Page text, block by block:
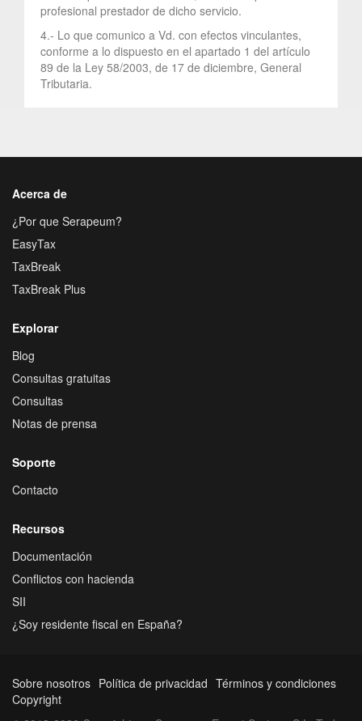
profesional prestador de dicho servicio.
4.- Lo que comunico a Vd. con efectos vinculantes,
conforme a lo dispuesto en el apartado 1 del artículo
89 de la Ley 58/2003, de 17 de diciembre, General
Tributaria.
Acerca de
¿Por que Serapeum?
EasyTax
TaxBreak
TaxBreak Plus
Explorar
Blog
Consultas gratuitas
Consultas
Notas de prensa
Soporte
Contacto
Recursos
Documentación
Conflictos con hacienda
SII
¿Soy residente fiscal en España?
Sobre nosotros Política de privacidad Términos y condiciones
Copyright